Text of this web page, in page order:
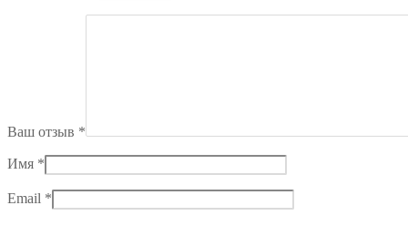
Ваш отзыв *
Имя *
Email *